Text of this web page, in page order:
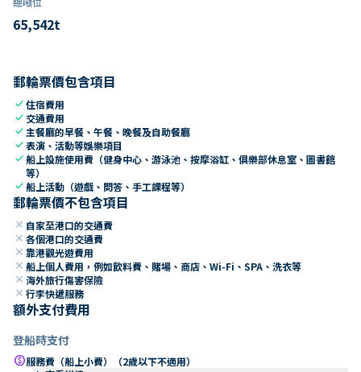
65,542t
郵輪票價包含項目
check住宿費用
check 交通費用
check 主餐廳的早餐、午餐、晚餐及自助餐廳
check表演、活動等娛樂項目
check船上設施使用費（健身中心、游泳池、按摩浴缸、俱樂部休息室、圖書館
等）
check船上活動（遊戲、問答、手工課程等）
郵輪票價不包含項目
close 自家至港口的交通費
close 各個港口的交通費
close 靠港觀光遊費用
close 船上個人費用，例如飲料費、賭場、商店、Wi-Fi、SPA、洗衣等
close 海外旅行傷害保險
close 行李快遞服務
額外支付費用
登船時支付
paid服務費（船上小費）（2歲以下不適用）